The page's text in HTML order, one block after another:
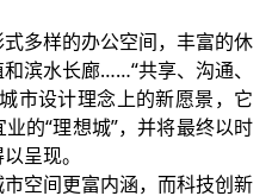
多样的办公空间，丰富的休
滨水长廊……“共享、沟通、
市设计理念上的新愿景，它
的“理想城”，并将最终以时
呈现。
空间更富内涵，而科技创新